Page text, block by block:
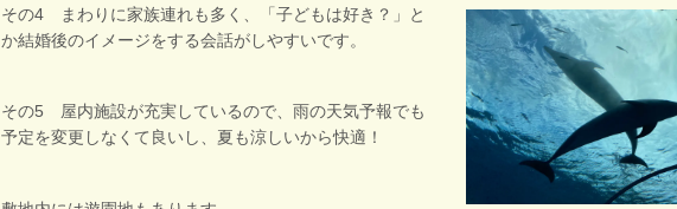
その4 まわりに家族連れも多く、「子どもは好き？」と
か結婚後のイメージをする会話がしやすいです。
その5 屋内施設が充実しているので、雨の天気予報でも
予定を変更しなくて良いし、夏も涼しいから快適！